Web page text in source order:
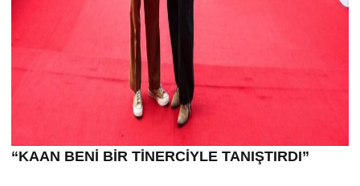
“KAAN BENİ BİR TİNERCİYLE TANIŞTIRDI”